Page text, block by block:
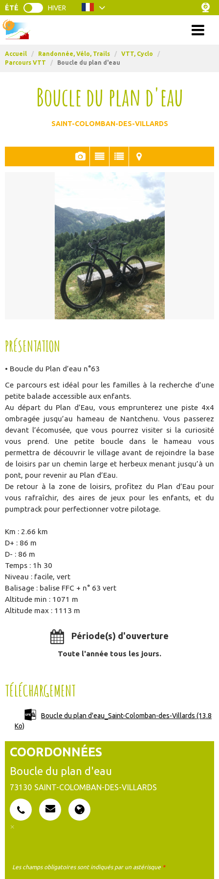
ÉTÉ HIVER
Accueil / Randonnée, Vélo, Trails / VTT, Cyclo
/
Parcours VTT
/ Boucle du plan d'eau
Boucle du plan d'eau
SAINT-COLOMBAN-DES-VILLARDS
PRÉSENTATION
• Boucle du Plan d’eau n°63
Ce parcours est idéal pour les familles à la recherche d’une
petite balade accessible aux enfants.
Au départ du Plan d’Eau, vous emprunterez une piste 4x4
ombragée jusqu’au hameau de Nantchenu. Vous passerez
devant l’écomusée, que vous pourrez visiter si la curiosité
vous prend. Une petite boucle dans le hameau vous
permettra de découvrir le village avant de rejoindre la base
de loisirs par un chemin large et herbeux menant jusqu’à un
pont, pour revenir au Plan d’Eau.
De retour à la zone de loisirs, profitez du Plan d’Eau pour
vous rafraîchir, des aires de jeux pour les enfants, et du
pumptrack pour perfectionner votre pilotage.
Km : 2.66 km
D+ : 86 m
D- : 86 m
Temps : 1h 30
Niveau : facile, vert
Balisage : balise FFC + n° 63 vert
Altitude min : 1071 m
Altitude max : 1113 m
Période(s) d'ouverture
Toute l'année tous les jours.
TÉLÉCHARGEMENT
Boucle du plan d'eau_Saint-Colomban-des-Villards (13.8
Ko)
COORDONNÉES
Boucle du plan d'eau
73130 SAINT-COLOMBAN-DES-VILLARDS
Les champs obligatoires sont indiqués par un astérisque *